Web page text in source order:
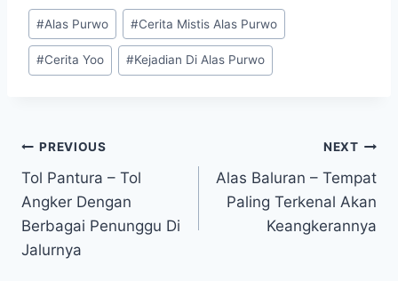
Post
Tags:
#Alas Purwo #Cerita Mistis Alas Purwo
#Cerita Yoo #Kejadian Di Alas Purwo
Navigasi
pos
PREVIOUS
Tol Pantura – Tol
Angker Dengan
Berbagai Penunggu Di
Jalurnya
NEXT
Alas Baluran – Tempat
Paling Terkenal Akan
Keangkerannya